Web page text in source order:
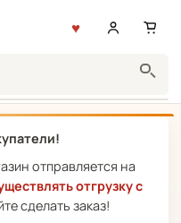
отправляется на
отгрузку с
сделать заказ!